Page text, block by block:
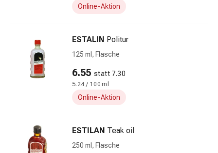
Nasenmittel
Windpocken
Stoffwechsel
Immunsuppressivum
Mückenschutz
Online-Aktion
ESTALIN Politur
125 ml, Flasche
6.55 statt 7.30
5.24 / 100 ml
Online-Aktion
ESTILAN Teak oil
250 ml, Flasche